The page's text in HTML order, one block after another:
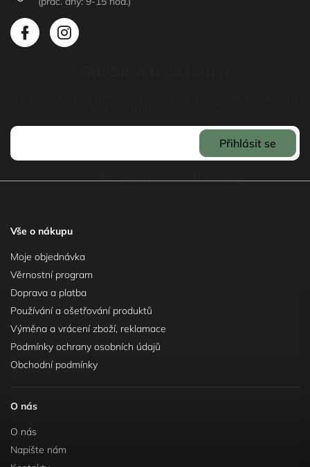
Přihlásit se
Vše o nákupu
Moje objednávka
Věrnostní program
Doprava a platba
Používání a ošetřování produktů
Výměna a vrácení zboží, reklamace
Podmínky ochrany osobních údajů
Obchodní podmínky
O nás
O nás
Napište nám